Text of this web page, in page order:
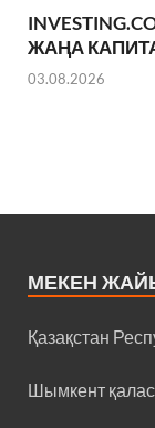
ЖАҢА
03.08.2026
МЕКЕН
Қазақстан
Шымкент